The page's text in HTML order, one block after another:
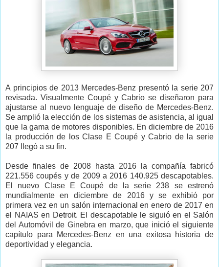
A principios de 2013 Mercedes-Benz presentó la serie 207
revisada. Visualmente Coupé y Cabrio se diseñaron para
ajustarse al nuevo lenguaje de diseño de Mercedes-Benz.
Se amplió la elección de los sistemas de asistencia, al igual
que la gama de motores disponibles. En diciembre de 2016
la producción de los Clase E Coupé y Cabrio de la serie
207 llegó a su fin.
Desde finales de 2008 hasta 2016 la compañía fabricó
221.556 coupés y de 2009 a 2016 140.925 descapotables.
El nuevo Clase E Coupé de la serie 238 se estrenó
mundialmente en diciembre de 2016 y se exhibió por
primera vez en un salón internacional en enero de 2017 en
el NAIAS en Detroit. El descapotable le siguió en el Salón
del Automóvil de Ginebra en marzo, que inició el siguiente
capítulo para Mercedes-Benz en una exitosa historia de
deportividad y elegancia.